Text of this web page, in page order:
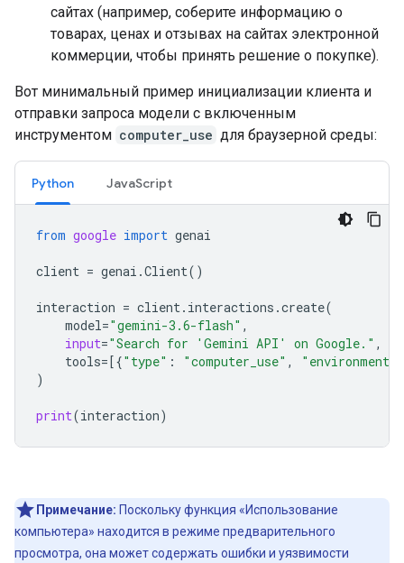
сайтах (например, соберите информацию о
товарах, ценах и отзывах на сайтах электронной
коммерции, чтобы принять решение о покупке).
Вот минимальный пример инициализации клиента и
отправки запроса модели с включенным
инструментом computer_use для браузерной среды:
Python JavaScript
from google import genai
client = genai .Client()
interaction = client. interactions .create(
model="gemini-3.6-flash" ,
input="Search for 'Gemini API' on Google." ,
tools=[{"type" : "computer_use" , "environment"
)
print(interaction)
Примечание: Поскольку функция «Использование
компьютера» находится в режиме предварительного
просмотра, она может содержать ошибки и уязвимости